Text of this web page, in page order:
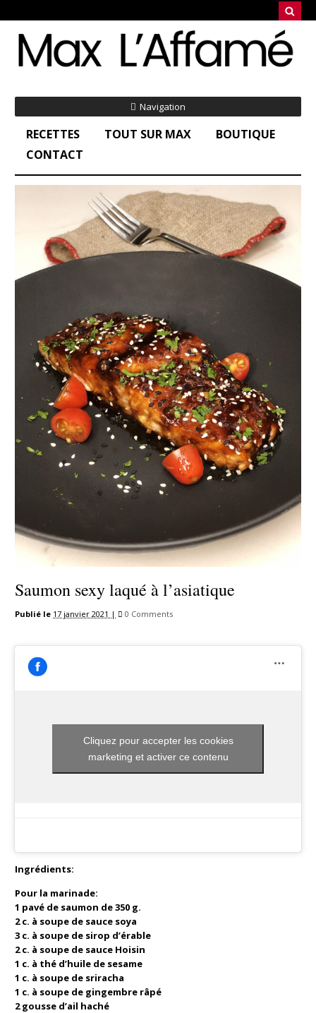
Navigation
RECETTES TOUT SUR MAX
BOUTIQUE
CONTACT
Saumon sexy laqué à l’asiatique
Publié le 17 janvier 2021 | 0 Comments
Cliquez pour accepter les cookies
marketing et activer ce contenu
Ingrédients:
Pour la marinade:
1 pavé de saumon de 350 g.
2 c. à soupe de sauce soya
3 c. à soupe de sirop d’érable
2 c. à soupe de sauce Hoisin
1 c. à thé d’huile de sesame
1 c. à soupe de sriracha
1 c. à soupe de gingembre râpé
2 gousse d’ail haché